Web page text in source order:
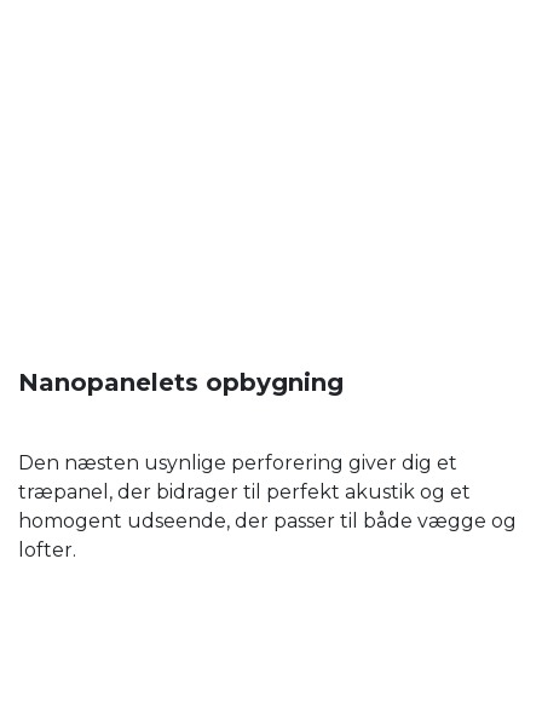
Nanopanelets opbygning
Den næsten usynlige perforering giver dig et
træpanel, der bidrager til perfekt akustik og et
homogent udseende, der passer til både vægge og
lofter.